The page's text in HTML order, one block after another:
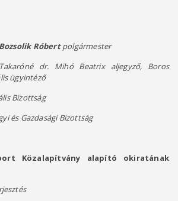
Róbertpolgármester
dr. Mihó Beatrix aljegyző, Boros
ügyintéző
Bizottság
Bizottság
Közalapítvány alapító okiratának